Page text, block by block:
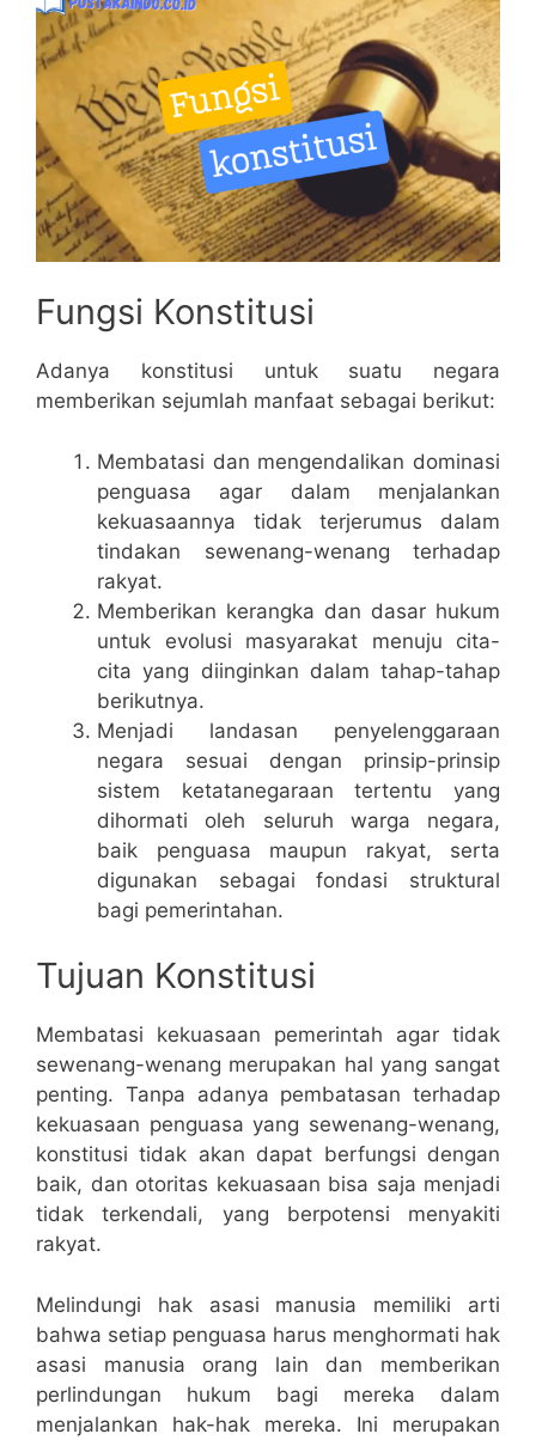
Fungsi Konstitusi
Adanya konstitusi untuk suatu negara
memberikan sejumlah manfaat sebagai berikut:
Membatasi dan mengendalikan dominasi
penguasa agar dalam menjalankan
kekuasaannya tidak terjerumus dalam
tindakan sewenang-wenang terhadap
rakyat.
Memberikan kerangka dan dasar hukum
untuk evolusi masyarakat menuju cita-
cita yang diinginkan dalam tahap-tahap
berikutnya.
Menjadi landasan penyelenggaraan
negara sesuai dengan prinsip-prinsip
sistem ketatanegaraan tertentu yang
dihormati oleh seluruh warga negara,
baik penguasa maupun rakyat, serta
digunakan sebagai fondasi struktural
bagi pemerintahan.
Tujuan Konstitusi
Membatasi kekuasaan pemerintah agar tidak
sewenang-wenang merupakan hal yang sangat
penting. Tanpa adanya pembatasan terhadap
kekuasaan penguasa yang sewenang-wenang,
konstitusi tidak akan dapat berfungsi dengan
baik, dan otoritas kekuasaan bisa saja menjadi
tidak terkendali, yang berpotensi menyakiti
rakyat.
Melindungi hak asasi manusia memiliki arti
bahwa setiap penguasa harus menghormati hak
asasi manusia orang lain dan memberikan
perlindungan hukum bagi mereka dalam
menjalankan hak-hak mereka. Ini merupakan